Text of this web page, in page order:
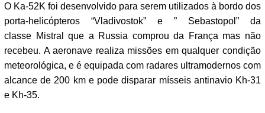
O Ka-52K foi desenvolvido para serem utilizados à bordo dos
porta-helicópteros “Vladivostok” e ” Sebastopol” da
classe Mistral que a Russia comprou da França mas não
recebeu. A aeronave realiza missões em qualquer condição
meteorológica, e é equipada com radares ultramodernos com
alcance de 200 km e pode disparar mísseis antinavio Kh-31
e Kh-35.